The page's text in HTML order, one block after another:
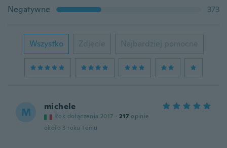
Negatywne
373
Wszystko Zdjęcie Najbardziej pomocne
M michele
Rok dołączenia 2017 · 217 opinie
około 3 roku temu